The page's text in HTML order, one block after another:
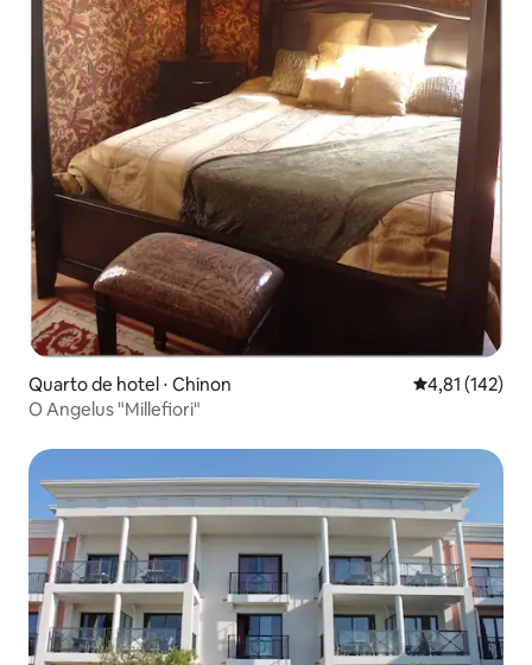
Quarto de hotel ⋅ Chinon 4,81 de uma
4,81 (142)
O Angelus "Millefiori"